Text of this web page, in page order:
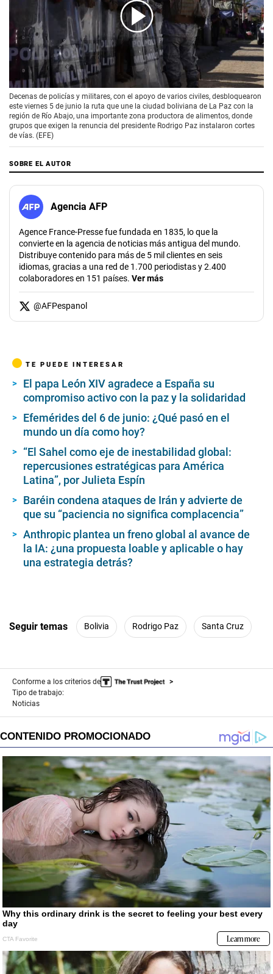
00:00/01:30
Decenas de policías y militares, con el apoyo de varios civiles, desbloquearon
este viernes 5 de junio la ruta que une la ciudad boliviana de La Paz con la
región de Río Abajo, una importante zona productora de alimentos, donde
grupos que exigen la renuncia del presidente Rodrigo Paz instalaron cortes
de vías. (EFE)
SOBRE EL AUTOR
Agencia AFP
Agence France-Presse fue fundada en 1835, lo que la
convierte en la agencia de noticias más antigua del mundo.
Distribuye contenido para más de 5 mil clientes en seis
idiomas, gracias a una red de 1.700 periodistas y 2.400
colaboradores en 151 países. Ver más
@AFPespanol
TE PUEDE INTERESAR
El papa León XIV agradece a España su
compromiso activo con la paz y la solidaridad
Efemérides del 6 de junio: ¿Qué pasó en el
mundo un día como hoy?
“El Sahel como eje de inestabilidad global:
repercusiones estratégicas para América
Latina”, por Julieta Espín
Baréin condena ataques de Irán y advierte de
que su “paciencia no significa complacencia”
Anthropic plantea un freno global al avance de
la IA: ¿una propuesta loable y aplicable o hay
una estrategia detrás?
Seguir temas Bolivia Rodrigo Paz Santa Cruz
Conforme a los criterios de
Tipo de trabajo:
Noticias